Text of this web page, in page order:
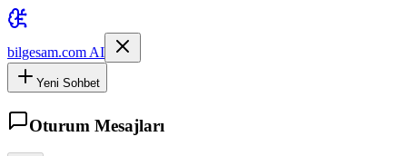
bilgesam.com AI
Yeni Sohbet
Oturum Mesajları